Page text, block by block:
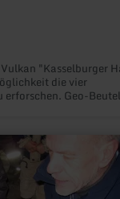
"Kasselburger
die vier
Geo-Beutel